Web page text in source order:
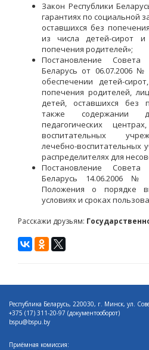
Закон Республики
гарантиях по социальной
оставшихся без
из числа детей-сирот
попечения родителей»;
Постановление Совета
Беларусь от 06.07.2006
обеспечении детей-
попечения родителей,
детей, оставшихся без
также содержании
педагогических
воспитательных
лечебно-воспитательных
распределителях для
Постановление Совета
Беларусь 14.06.2006
Положения о порядке
условиях и сроках
Расскажи друзьям:
Республика Беларусь, 220030, г. Минск, ул.
+375 (17) 311-20-97 (документооборот)
bspu@bspu.by
Приёмная комиссия: